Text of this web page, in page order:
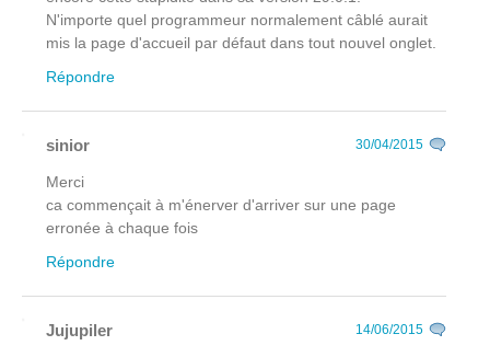
N'importe quel programmeur normalement câblé aurait
mis la page d'accueil par défaut dans tout nouvel onglet.
Répondre
sinior 30/04/2015
Merci
ca commençait à m'énerver d'arriver sur une page
erronée à chaque fois
Répondre
Jujupiler 14/06/2015